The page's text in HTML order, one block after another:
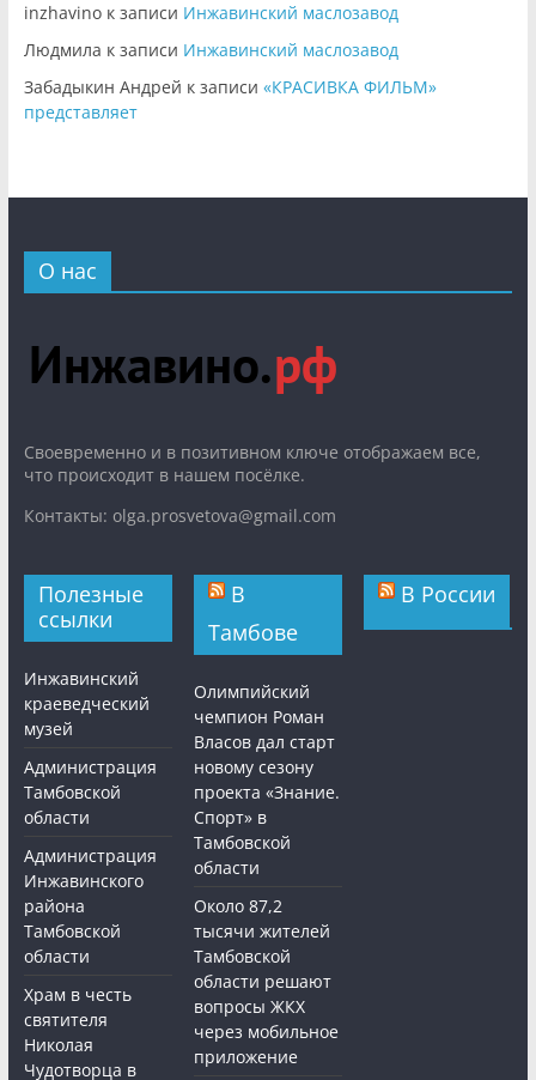
inzhavinoк записи Инжавинский маслозавод
Людмила к записи Инжавинский маслозавод
Забадыкин Андрей к записи «КРАСИВКА ФИЛЬМ»
представляет
О нас
Cвоевременно и в позитивном ключе отображаем все,
что происходит в нашем посёлке.
Контакты: olga.prosvetova@gmail.com
Полезные
ссылки
Инжавинский
краеведческий
музей
Администрация
Тамбовской
области
Администрация
Инжавинского
района
Тамбовской
области
Храм в честь
святителя
Николая
Чудотворца в
В
Тамбове
Олимпийский
чемпион Роман
Власов дал старт
новому сезону
проекта «Знание.
Спорт» в
Тамбовской
области
Около 87,2
тысячи жителей
Тамбовской
области решают
вопросы ЖКХ
через мобильное
приложение
В России